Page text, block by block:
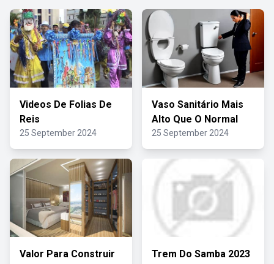
Videos De Folias De
Reis
25 September 2024
Vaso Sanitário Mais
Alto Que O Normal
25 September 2024
Valor Para Construir
Trem Do Samba 2023